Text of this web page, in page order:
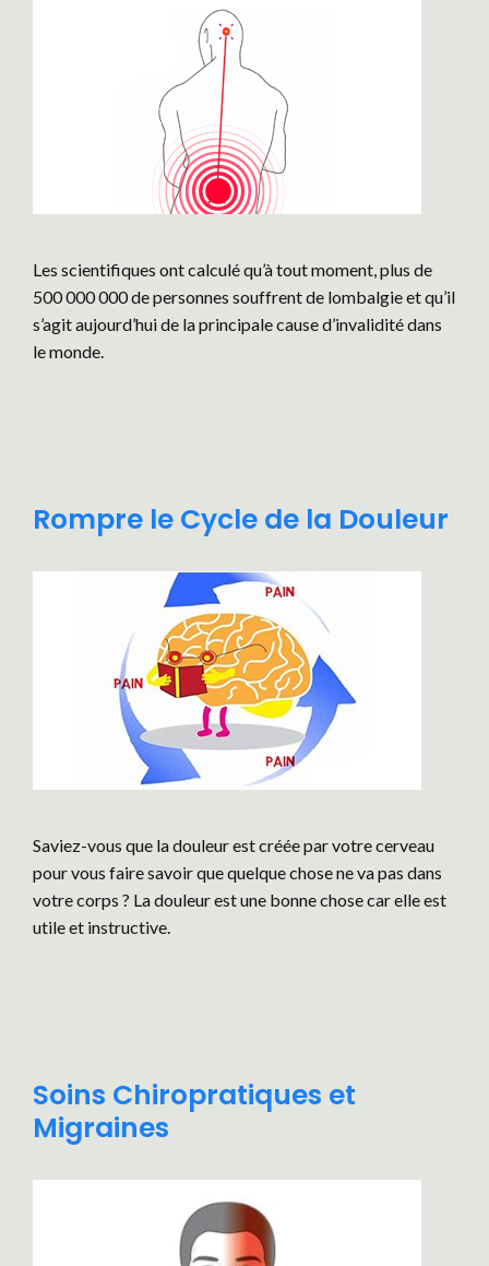
Les scientifiques ont calculé qu’à tout moment, plus de
500 000 000 de personnes souffrent de lombalgie et qu’il
s’agit aujourd’hui de la principale cause d’invalidité dans
le monde.
Rompre le Cycle de la Douleur
Saviez-vous que la douleur est créée par votre cerveau
pour vous faire savoir que quelque chose ne va pas dans
votre corps ? La douleur est une bonne chose car elle est
utile et instructive.
Soins Chiropratiques et
Migraines